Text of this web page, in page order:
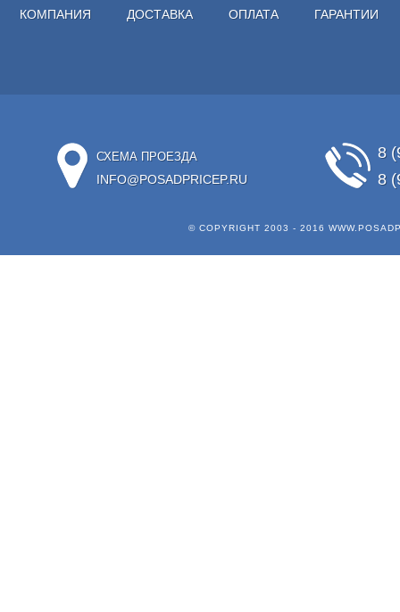
КОМПАНИЯ ДОСТАВКА ОПЛАТА ГАРАНТИИ
СХЕМА ПРОЕЗДА
INFO@POSADPRICEP.RU
8
8
© COPYRIGHT 2003 - 2016